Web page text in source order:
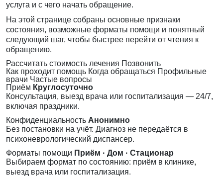
услуга и с чего начать обращение.
На этой странице собраны основные признаки
состояния, возможные форматы помощи и понятный
следующий шаг, чтобы быстрее перейти от чтения к
обращению.
Рассчитать стоимость лечения Позвонить
Как проходит помощь Когда обращаться Профильные
врачи Частые вопросы
Приём Круглосуточно
Консультация, выезд врача или госпитализация — 24/7,
включая праздники.
Конфиденциальность Анонимно
Без постановки на учёт. Диагноз не передаётся в
психоневрологический диспансер.
Форматы помощи Приём · Дом · Стационар
Выбираем формат по состоянию: приём в клинике,
выезд врача или госпитализация.